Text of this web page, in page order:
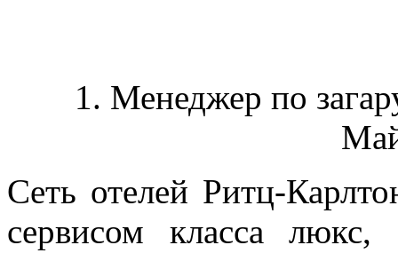
1. Менеджер по
Сеть отелей Ритц-
сервисом класса